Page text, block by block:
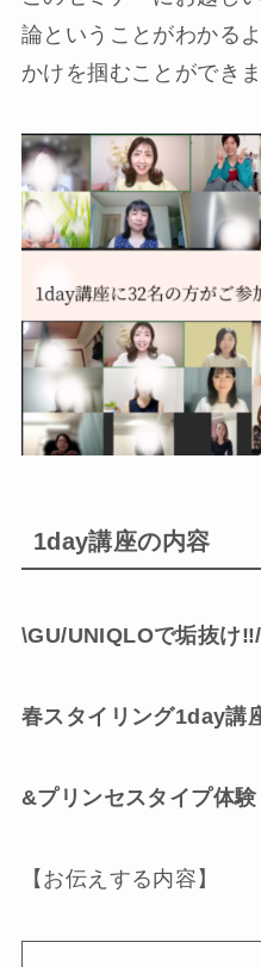
論ということがわかる
かけを掴むことができま
1day講座の内容
\GU/UNIQLOで垢抜け‼︎/
春スタイリング1day講
&プリンセスタイプ体験
【お伝えする内容】